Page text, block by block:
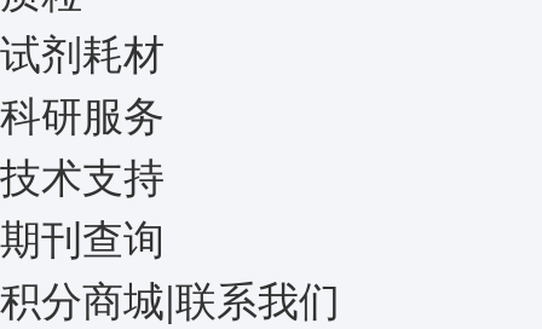
试剂耗材
科研服务
技术支持
期刊查询
积分商城|联系我们